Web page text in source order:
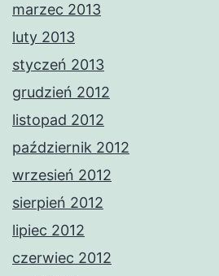
marzec 2013
luty 2013
styczeń 2013
grudzień 2012
listopad 2012
październik 2012
wrzesień 2012
sierpień 2012
lipiec 2012
czerwiec 2012